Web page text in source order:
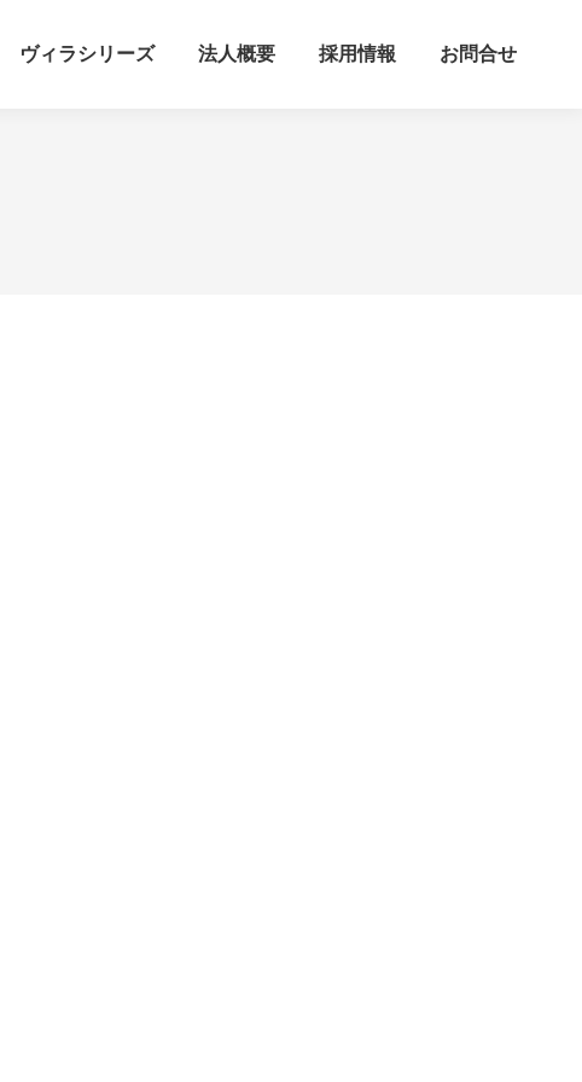
ヴィラシリーズ 法人概要 採用情報 お問合せ